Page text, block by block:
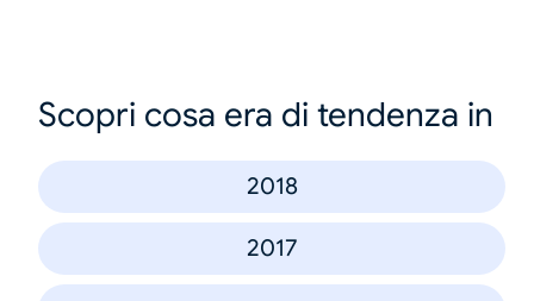
Scopri cosa era di tendenza in
2018
2017